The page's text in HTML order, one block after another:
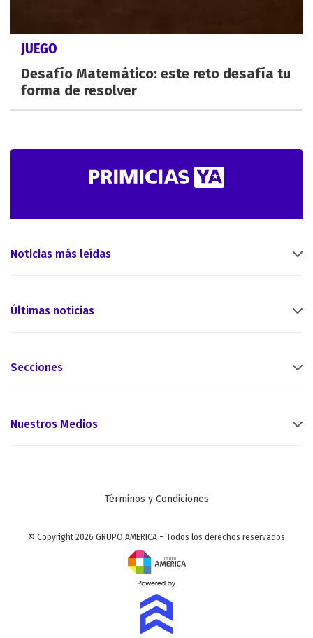
JUEGO
Desafío Matemático: este reto desafía tu
forma de resolver
Noticias más leídas
Últimas noticias
Secciones
Nuestros Medios
Términos y Condiciones
© Copyright 2026 GRUPO AMERICA – Todos los derechos reservados